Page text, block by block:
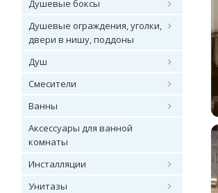
Душевые боксы
Душевые ограждения, уголки,
двери в нишу, поддоны
Душ
Смесители
Ванны
Аксессуары для ванной
комнаты
Инсталляции
Унитазы